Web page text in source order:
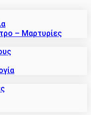
– Μαρτυρίες